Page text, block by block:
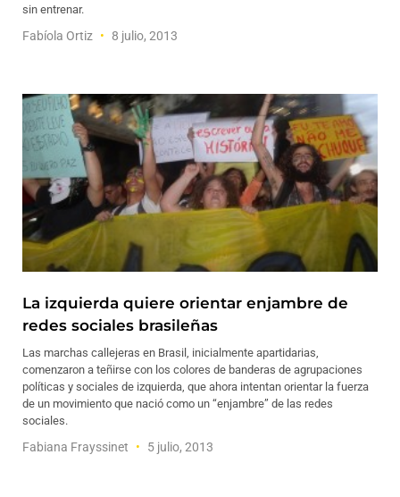
sin entrenar.
Fabíola Ortiz 8 julio, 2013
La izquierda quiere orientar enjambre de
redes sociales brasileñas
Las marchas callejeras en Brasil, inicialmente apartidarias,
comenzaron a teñirse con los colores de banderas de agrupaciones
políticas y sociales de izquierda, que ahora intentan orientar la fuerza
de un movimiento que nació como un “enjambre” de las redes
sociales.
Fabiana Frayssinet 5 julio, 2013